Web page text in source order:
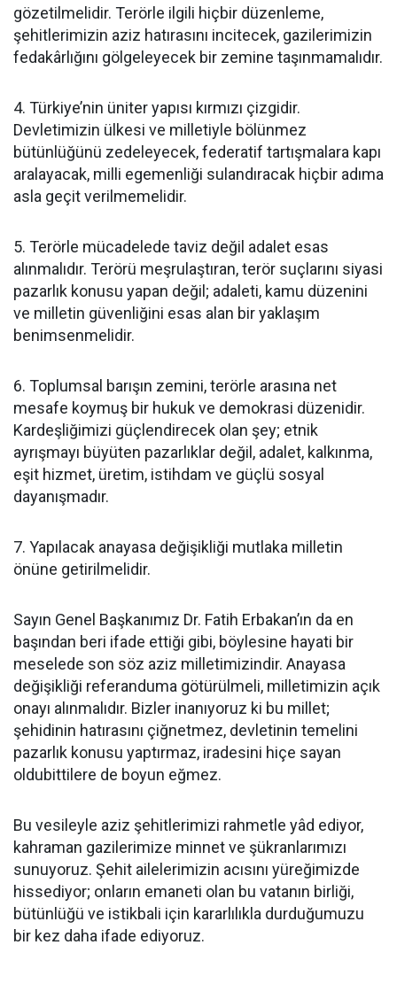
gözetilmelidir. Terörle ilgili hiçbir düzenleme,
şehitlerimizin aziz hatırasını incitecek, gazilerimizin
fedakârlığını gölgeleyecek bir zemine taşınmamalıdır.
4. Türkiye’nin üniter yapısı kırmızı çizgidir.
Devletimizin ülkesi ve milletiyle bölünmez
bütünlüğünü zedeleyecek, federatif tartışmalara kapı
aralayacak, milli egemenliği sulandıracak hiçbir adıma
asla geçit verilmemelidir.
5. Terörle mücadelede taviz değil adalet esas
alınmalıdır. Terörü meşrulaştıran, terör suçlarını siyasi
pazarlık konusu yapan değil; adaleti, kamu düzenini
ve milletin güvenliğini esas alan bir yaklaşım
benimsenmelidir.
6. Toplumsal barışın zemini, terörle arasına net
mesafe koymuş bir hukuk ve demokrasi düzenidir.
Kardeşliğimizi güçlendirecek olan şey; etnik
ayrışmayı büyüten pazarlıklar değil, adalet, kalkınma,
eşit hizmet, üretim, istihdam ve güçlü sosyal
dayanışmadır.
7. Yapılacak anayasa değişikliği mutlaka milletin
önüne getirilmelidir.
Sayın Genel Başkanımız Dr. Fatih Erbakan’ın da en
başından beri ifade ettiği gibi, böylesine hayati bir
meselede son söz aziz milletimizindir. Anayasa
değişikliği referanduma götürülmeli, milletimizin açık
onayı alınmalıdır. Bizler inanıyoruz ki bu millet;
şehidinin hatırasını çiğnetmez, devletinin temelini
pazarlık konusu yaptırmaz, iradesini hiçe sayan
oldubittilere de boyun eğmez.
Bu vesileyle aziz şehitlerimizi rahmetle yâd ediyor,
kahraman gazilerimize minnet ve şükranlarımızı
sunuyoruz. Şehit ailelerimizin acısını yüreğimizde
hissediyor; onların emaneti olan bu vatanın birliği,
bütünlüğü ve istikbali için kararlılıkla durduğumuzu
bir kez daha ifade ediyoruz.